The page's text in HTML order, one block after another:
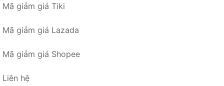
Mã giảm giá Tiki
Mã giảm giá Lazada
Mã giảm giá Shopee
Liên hệ